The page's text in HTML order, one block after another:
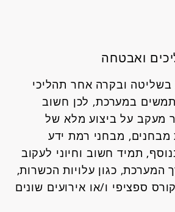
ואבטחה
בשליטה ובקרה אחר תהליכי
במערכת, לכן חשוב
מעקב על ביצוע מלא של
מבחנים, מבחני רמת ידע
תמיד חשוב וחיוני לעקוב
המערכת, כגון עלויות הכשרות,
ספציפי ו/או אירועים שונים